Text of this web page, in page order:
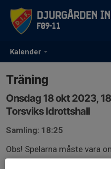
Kalender
Djurgården
F09-11
Träning
Onsdag 18 okt 2023,
Torsviks Idrottshall
Samling: 18:25
Obs! Spelarna måste vara